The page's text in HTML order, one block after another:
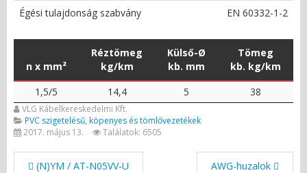
Égési tulajdonság szabvány
EN 60332-1-2
n x mm²
Réztömeg
kg/km
Külső-Ø
kb. mm
Tömeg
kb. kg/km
1,5/5
14,4 5 38
VLG Kábelkereskedelmi Kft.
PVC szigetelésű, köpenyes és tömlővezetékek
2017. május 13.
Találatok: 6505
(N)YM / AT-N05VV-U AWG-huzalok